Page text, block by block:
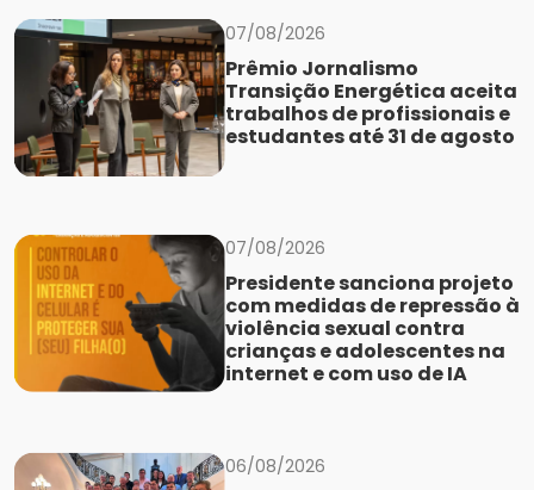
07/08/2026
Prêmio Jornalismo
Transição Energética aceita
trabalhos de profissionais e
estudantes até 31 de agosto
07/08/2026
Presidente sanciona projeto
com medidas de repressão à
violência sexual contra
crianças e adolescentes na
internet e com uso de IA
06/08/2026